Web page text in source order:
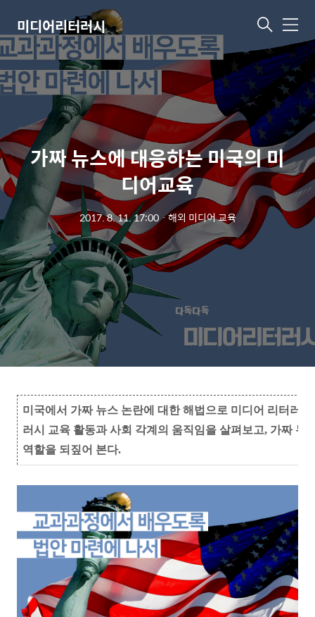
미디어리터러시 메
뉴
가짜 뉴스에 대응하는 미국의 미
디어교육
2017. 8. 11. 17:00ㆍ해외 미디어 교육
미국에서 가짜 뉴스 논란에 대한 해법으로 미디어 리터러
러시 교육 활동과 사회 각계의 움직임을 살펴보고, 가짜
역할을 되짚어 본다.